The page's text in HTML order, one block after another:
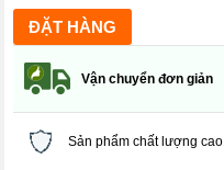
Vận chuyển đơn giản
Sản phẩm chất lượng cao